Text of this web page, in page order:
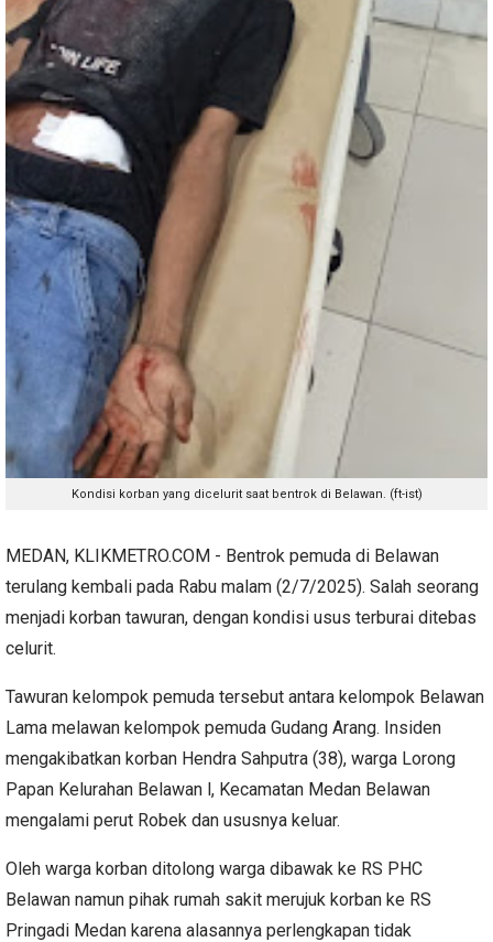
Kondisi korban yang dicelurit saat bentrok di Belawan. (ft-ist)
MEDAN, KLIKMETRO.COM - Bentrok pemuda di Belawan
terulang kembali pada Rabu malam (2/7/2025). Salah seorang
menjadi korban tawuran, dengan kondisi usus terburai ditebas
celurit.
Tawuran kelompok pemuda tersebut antara kelompok Belawan
Lama melawan kelompok pemuda Gudang Arang. Insiden
mengakibatkan korban Hendra Sahputra (38), warga Lorong
Papan Kelurahan Belawan l, Kecamatan Medan Belawan
mengalami perut Robek dan ususnya keluar.
Oleh warga korban ditolong warga dibawak ke RS PHC
Belawan namun pihak rumah sakit merujuk korban ke RS
Pringadi Medan karena alasannya perlengkapan tidak